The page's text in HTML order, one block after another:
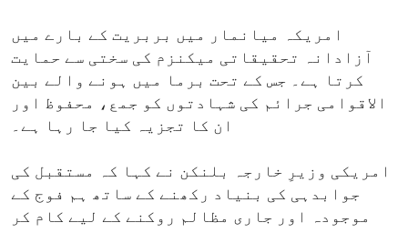
امریکہ میانمار میں بربریت کے بارے میں
آزادانہ تحقیقاتی میکنزم کی سختی سے حمایت
کرتا ہے۔ جس کے تحت برما میں ہونے والے بین
الاقوامی جرائم کی شہادتوں کو جمع، محفوظ اور
ان کا تجزیہ کیا جا رہا ہے۔
امریکی وزیرِ خارجہ بلنکن نے کہا کہ مستقبل کی
جوابدہی کی بنیاد رکھنے کے ساتھ ہم فوج کے
موجودہ اور جاری مظالم روکنے کے لیے کام کر